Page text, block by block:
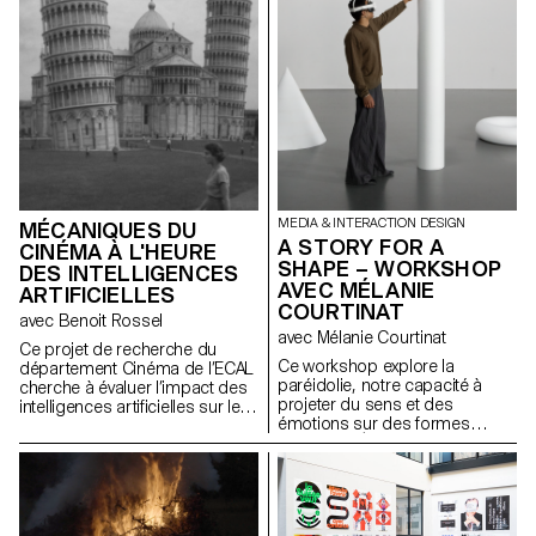
sans perte de hiérarchie ni de
mêmes, compris comme des
expressions d'attitude et de
personnalité.
https://websites.ecal-mid.ch/
MÉCANIQUES DU
CINÉMA À L'HEURE
DES INTELLIGENCES
ARTIFICIELLES
avec Benoit Rossel
Ce projet de recherche du
département Cinéma de l’ECAL
cherche à évaluer l’impact des
intelligences artificielles sur le
MEDIA & INTERACTION DESIGN
A STORY FOR A
SHAPE – WORKSHOP
AVEC MÉLANIE
COURTINAT
avec Mélanie Courtinat
Ce workshop explore la
paréidolie, notre capacité à
projeter du sens et des
émotions sur des formes
abstraites. À partir d'une
primitive géométrique (cube,
sphère, cône...), matrice
fondamentale de tout univers
numérique, les étudiant·e·s en